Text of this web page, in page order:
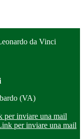
da Vinci
(VA)
per inviare una mail
per inviare una mail